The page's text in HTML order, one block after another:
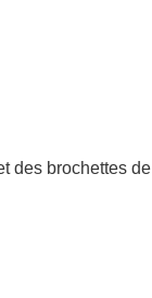
des brochettes de